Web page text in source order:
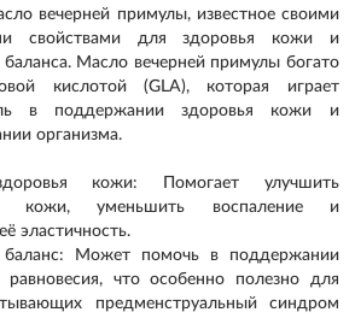
вечерней примулы, известное своими
свойствами для здоровья кожи и
баланса. Масло вечерней примулы богато
кислотой (GLA), которая играет
в поддержании здоровья кожи и
организма.
кожи: Помогает улучшить
кожи, уменьшить воспаление и
эластичность.
баланс: Может помочь в поддержании
равновесия, что особенно полезно для
предменструальный синдром